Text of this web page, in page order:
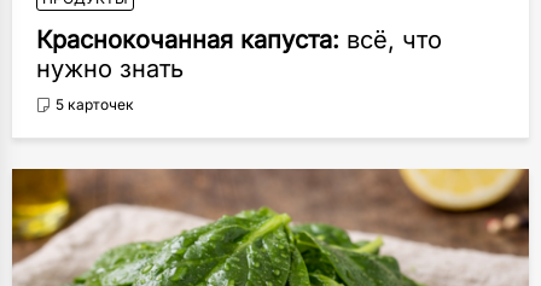
Краснокочанная капуста: всё, что
нужно знать
5 карточек